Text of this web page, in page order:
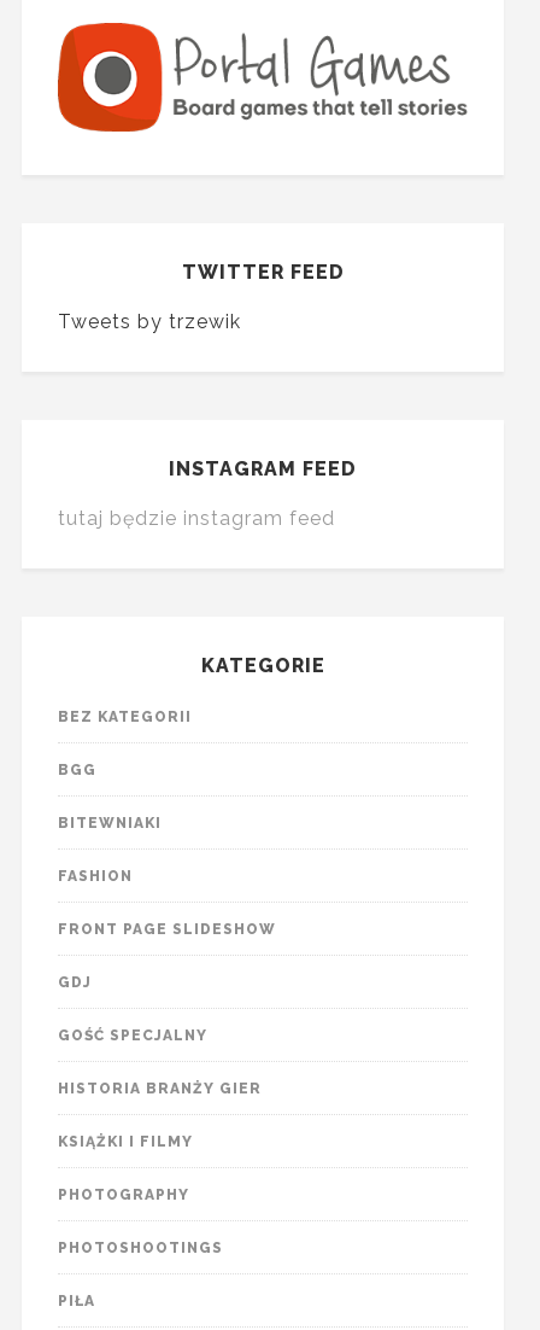
TWITTER FEED
Tweets by trzewik
INSTAGRAM FEED
tutaj będzie instagram feed
KATEGORIE
BEZ KATEGORII
BGG
BITEWNIAKI
FASHION
FRONT PAGE SLIDESHOW
GDJ
GOŚĆ SPECJALNY
HISTORIA BRANŻY GIER
KSIĄŻKI I FILMY
PHOTOGRAPHY
PHOTOSHOOTINGS
PIŁA